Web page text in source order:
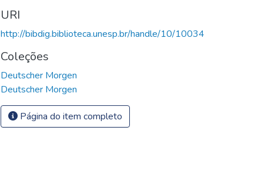
URI
http://bibdig.biblioteca.unesp.br/handle/10/10034
Coleções
Deutscher Morgen
Deutscher Morgen
Página do item completo